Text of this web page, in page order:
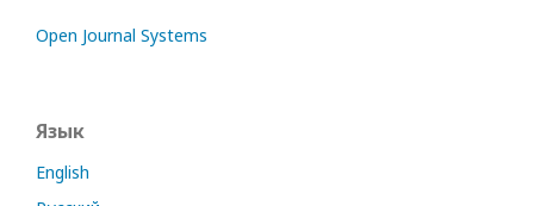
Open Journal Systems
Язык
English